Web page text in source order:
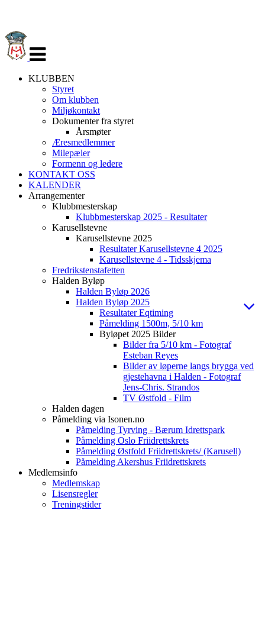
navigasjon
KLUBBEN
Styret
Om klubben
Miljøkontakt
Dokumenter fra styret
Årsmøter
Æresmedlemmer
Milepæler
Formenn og ledere
KONTAKT OSS
KALENDER
Arrangementer
Klubbmesterskap
Klubbmesterskap 2025 - Resultater
Karusellstevne
Karusellstevne 2025
Resultater Karusellstevne 4 2025
Karusellstevne 4 - Tidsskjema
Fredrikstenstafetten
Halden Byløp
Halden Byløp 2026
Halden Byløp 2025
Resultater Eqtiming
Påmelding 1500m, 5/10 km
Byløpet 2025 Bilder
Bilder fra 5/10 km - Fotograf
Esteban Reyes
Bilder av løperne langs brygga ved
gjestehavna i Halden - Fotograf
Jens-Chris. Strandos
TV Østfold - Film
Halden dagen
Påmelding via Isonen.no
Påmelding Tyrving - Bærum Idrettspark
Påmelding Oslo Friidrettskrets
Påmelding Østfold Friidrettskrets/ (Karusell)
Påmelding Akershus Friidrettskrets
Medlemsinfo
Medlemskap
Lisensregler
Treningstider